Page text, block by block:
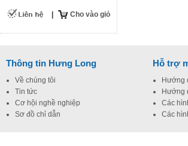
Cho vào giỏ
Thông tin Hưng Long
Về chúng tôi
Tin tức
Cơ hội nghề nghiệp
Sơ đồ chỉ dẫn
Hỗ trợ
Hướng
Hướng
Các
Các